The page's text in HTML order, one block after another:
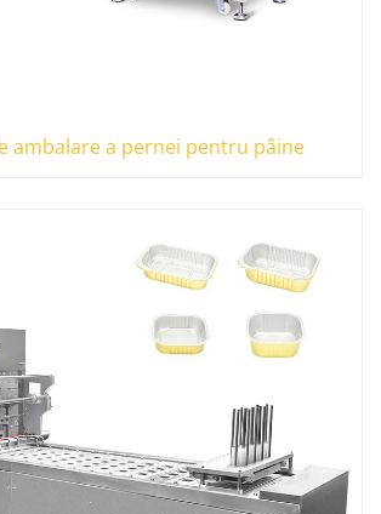
ambalare a pernei pentru pâine